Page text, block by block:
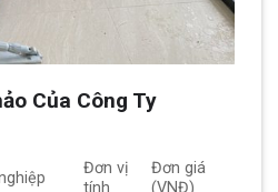
Của Công Ty
Đơn vị
Đơn giá